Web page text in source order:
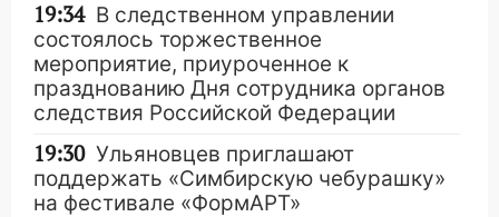
19:34 В следственном управлении
состоялось торжественное
мероприятие, приуроченное к
празднованию Дня сотрудника органов
следствия Российской Федерации
19:30 Ульяновцев приглашают
поддержать «Симбирскую чебурашку»
на фестивале «ФормАРТ»